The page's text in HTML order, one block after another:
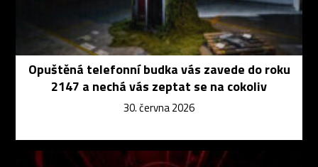
Opuštěná telefonní budka vás zavede do roku
2147 a nechá vás zeptat se na cokoliv
30. června 2026